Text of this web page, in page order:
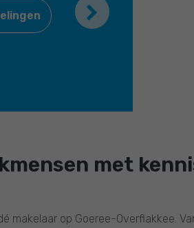
Next
met
makelaar op Goeree-Overflakkee.